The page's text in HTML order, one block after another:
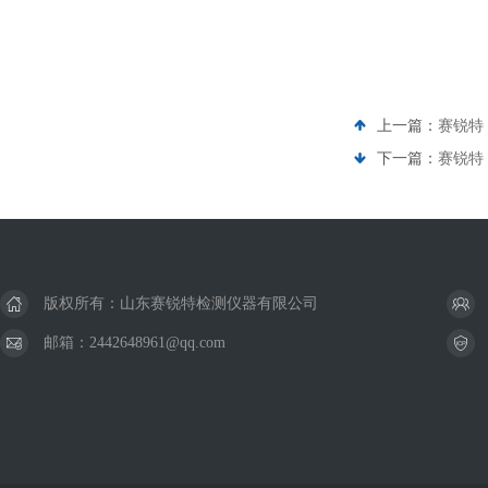
上一篇： 赛锐特
下一篇： 赛锐特
版权所有：山东赛锐特检测仪器有限公司
邮箱：2442648961@qq.com